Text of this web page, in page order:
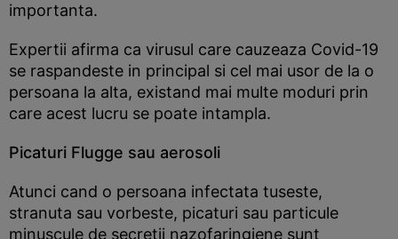
importanta.
Expertii afirma ca virusul care cauzeaza Covid-19
se raspandeste in principal si cel mai usor de la o
persoana la alta, existand mai multe moduri prin
care acest lucru se poate intampla.
Picaturi Flugge sau aerosoli
Atunci cand o persoana infectata tuseste,
stranuta sau vorbeste, picaturi sau particule
minuscule de secretii nazofaringiene sunt